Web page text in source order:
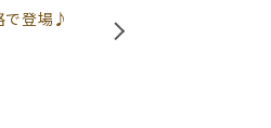
で登場♪